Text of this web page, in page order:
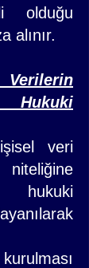
olduğu
alınır.
veri
hukuki